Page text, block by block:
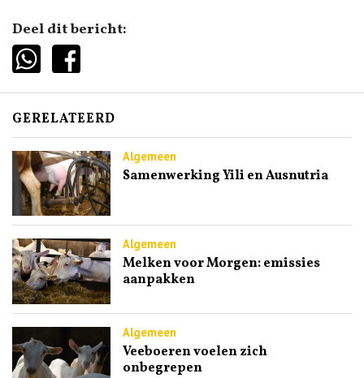
Deel dit bericht:
GERELATEERD
Algemeen
Samenwerking Yili en Ausnutria
Algemeen
Melken voor Morgen: emissies
aanpakken
Algemeen
Veeboeren voelen zich
onbegrepen